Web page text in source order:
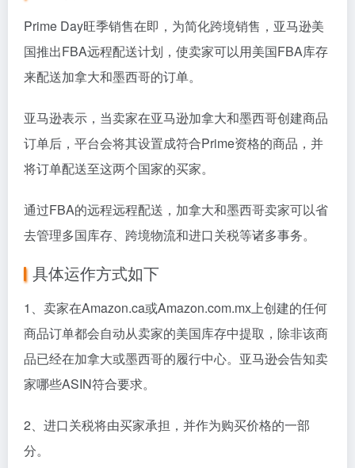
Prime Day旺季销售在即，为简化跨境销售，亚马逊美
国推出FBA远程配送计划，使卖家可以用美国FBA库存
来配送加拿大和墨西哥的订单。
亚马逊表示，当卖家在亚马逊加拿大和墨西哥创建商品
订单后，平台会将其设置成符合Prime资格的商品，并
将订单配送至这两个国家的买家。
通过FBA的远程远程配送，加拿大和墨西哥卖家可以省
去管理多国库存、跨境物流和进口关税等诸多事务。
具体运作方式如下
1、卖家在Amazon.ca或Amazon.com.mx上创建的任何
商品订单都会自动从卖家的美国库存中提取，除非该商
品已经在加拿大或墨西哥的履行中心。亚马逊会告知卖
家哪些ASIN符合要求。
2、进口关税将由买家承担，并作为购买价格的一部
分。